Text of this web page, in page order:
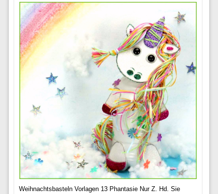
Weihnachtsbasteln Vorlagen 13 Phantasie Nur Z. Hd. Sie